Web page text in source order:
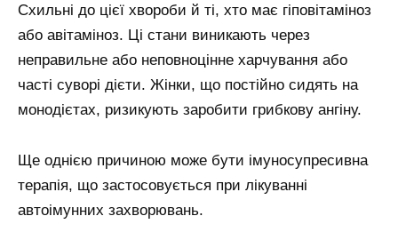
Схильні до цієї хвороби й ті, хто має гіповітаміноз
або авітаміноз. Ці стани виникають через
неправильне або неповноцінне харчування або
часті суворі дієти. Жінки, що постійно сидять на
монодієтах, ризикують заробити грибкову ангіну.
Ще однією причиною може бути імуносупресивна
терапія, що застосовується при лікуванні
автоімунних захворювань.